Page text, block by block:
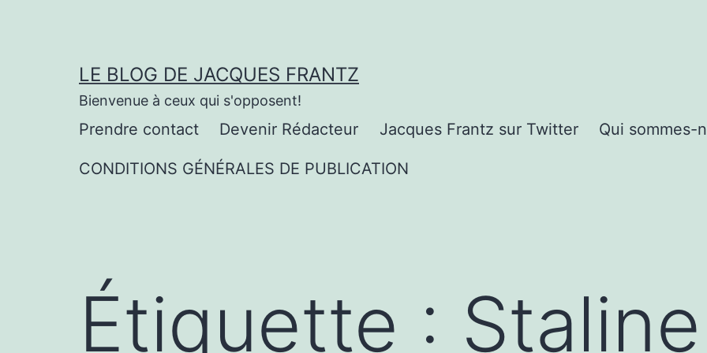
LE BLOG DE JACQUES FRANTZ
Bienvenue à ceux qui s'opposent!
Prendre contact Devenir Rédacteur Jacques Frantz sur Twitter Qui sommes-
CONDITIONS GÉNÉRALES DE PUBLICATION
Étiquette : Staline